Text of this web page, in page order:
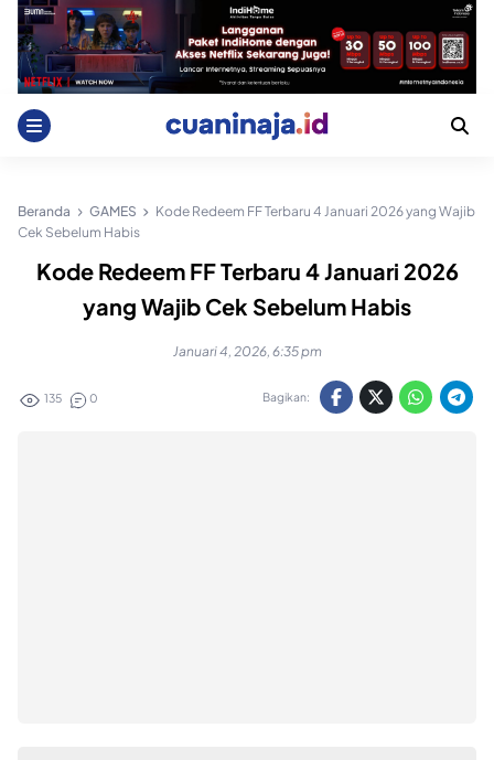
Skip
content
Beranda GAMES
Kode Redeem FF Terbaru 4 Januari 2026 yang Wajib
Cek Sebelum Habis
Kode Redeem FF Terbaru 4 Januari 2026
yang Wajib Cek Sebelum Habis
Januari 4, 2026, 6:35 pm
135 0 Bagikan: